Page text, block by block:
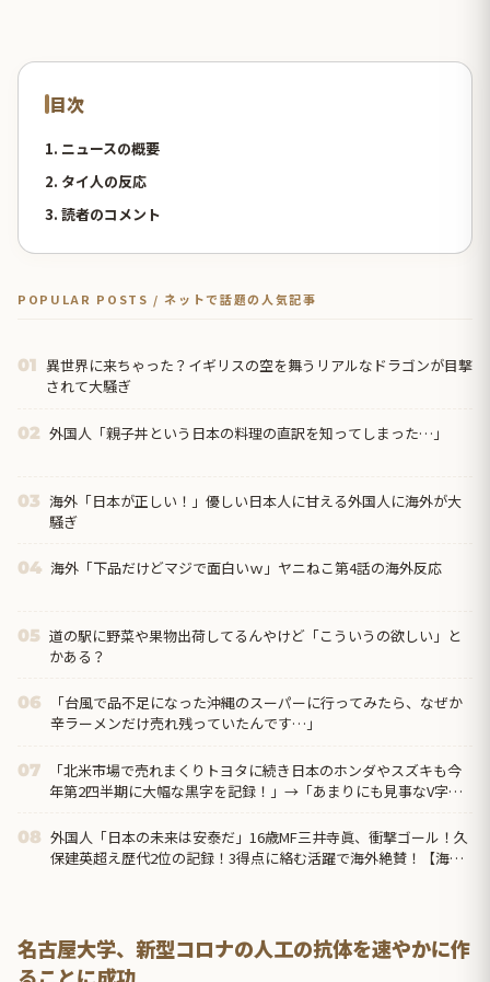
目次
1. ニュースの概要
2. タイ人の反応
3. 読者のコメント
POPULAR POSTS / ネットで話題の人気記事
01 異世界に来ちゃった？イギリスの空を舞うリアルなドラゴンが目撃
されて大騒ぎ
02 外国人「親子丼という日本の料理の直訳を知ってしまった…」
03 海外「日本が正しい！」優しい日本人に甘える外国人に海外が大
騒ぎ
04 海外「下品だけどマジで面白いｗ」ヤニねこ第4話の海外反応
05 道の駅に野菜や果物出荷してるんやけど「こういうの欲しい」と
かある？
06
「台風で品不足になった沖縄のスーパーに行ってみたら、なぜか
辛ラーメンだけ売れ残っていたんです…」
07
「北米市場で売れまくりトヨタに続き日本のホンダやスズキも今
年第2四半期に大幅な黒字を記録！」→「あまりにも見事なV字回
08 外国人「日本の未来は安泰だ」16歳MF三井寺眞、衝撃ゴール！久
保建英超え歴代2位の記録！3得点に絡む活躍で海外絶賛！【海外
名古屋大学、新型コロナの人工の抗体を速やかに作